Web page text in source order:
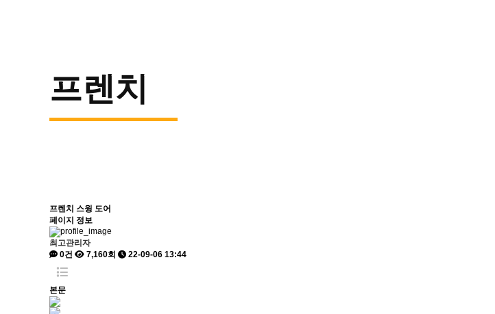
프렌치
프렌치 스윙 도어
페이지 정보
최고관리자
0건
7,160회 22-09-06 13:44
본문